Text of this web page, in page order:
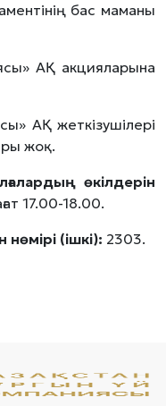
бас маманы
АҚ акцияларына
АҚ жеткізушілері
жоқ.
өкілдерін
17.00-18.00.
(ішкі): 2303.